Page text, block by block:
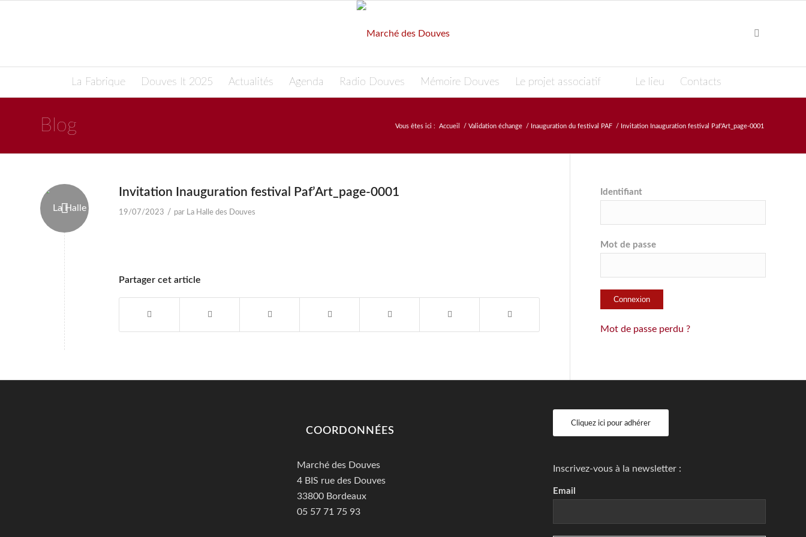
La Fabrique Douves It 2025 Actualités Agenda Radio Douves Mémoire Douves Le projet associatif Le lieu Contacts
Blog Vous êtes ici : Accueil / Validation échange / Inauguration du festival PAF / Invitation Inauguration festival Paf’Art_page-0001
Invitation Inauguration festival Paf’Art_page-0001
19/07/2023 / par La Halle des Douves
Partager cet article
Identifiant
Mot de passe
Mot de passe perdu ?
COORDONNÉES
Marché des Douves
4 BIS rue des Douves
33800 Bordeaux
05 57 71 75 93
Cliquez ici pour adhérer
Inscrivez-vous à la newsletter :
Email